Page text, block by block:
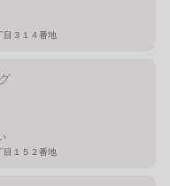
目３１４番地
目１５２番地